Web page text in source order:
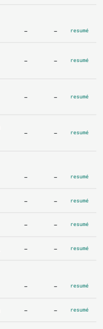
- - resumé
- - resumé
- - resumé
- - resumé
- - resumé
- - resumé
- - resumé
- - resumé
- - resumé
- - resumé